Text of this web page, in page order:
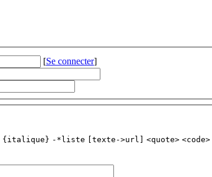
[Se connecter]
{italique} -*liste [texte->url] <quote> <code>